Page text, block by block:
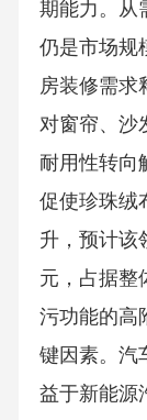
期能力。从
仍是市场规
房装修需求
对窗帘、沙
耐用性转向
促使珍珠绒
升，预计该
元，占据整
污功能的高
键因素。汽
益于新能源